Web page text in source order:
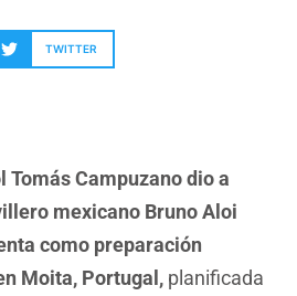
TWITTER
Tomás Campuzano dio a
mexicano Bruno Aloi
como preparación
Moita, Portugal, planificada